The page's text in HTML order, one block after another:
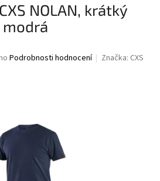
NOLAN, krátký
Podrobnosti hodnocení Značka: CXS